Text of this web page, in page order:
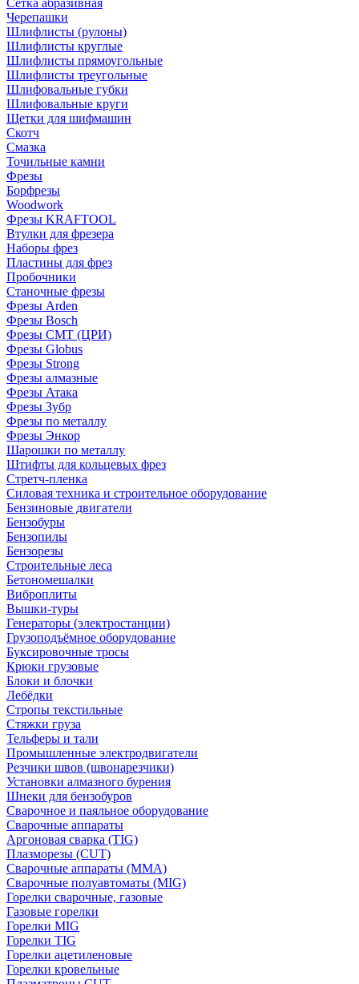
Сетка абразивная
Черепашки
Шлифлисты (рулоны)
Шлифлисты круглые
Шлифлисты прямоугольные
Шлифлисты треугольные
Шлифовальные губки
Шлифовальные круги
Щетки для шифмашин
Скотч
Смазка
Точильные камни
Фрезы
Борфрезы
Woodwork
Фрезы KRAFTOOL
Втулки для фрезера
Наборы фрез
Пластины для фрез
Пробочники
Станочные фрезы
Фрезы Arden
Фрезы Bosch
Фрезы CMT (ЦРИ)
Фрезы Globus
Фрезы Strong
Фрезы алмазные
Фрезы Атака
Фрезы Зубр
Фрезы по металлу
Фрезы Энкор
Шарошки по металлу
Штифты для кольцевых фрез
Стретч-пленка
Силовая техника и строительное оборудование
Бензиновые двигатели
Бензобуры
Бензопилы
Бензорезы
Строительные леса
Бетономешалки
Виброплиты
Вышки-туры
Генераторы (электростанции)
Грузоподъёмное оборудование
Буксировочные тросы
Крюки грузовые
Блоки и блочки
Лебёдки
Стропы текстильные
Стяжки груза
Тельферы и тали
Промышленные электродвигатели
Резчики швов (швонарезчики)
Установки алмазного бурения
Шнеки для бензобуров
Сварочное и паяльное оборудование
Сварочные аппараты
Аргоновая сварка (TIG)
Плазморезы (CUT)
Сварочные аппараты (MMA)
Сварочные полуавтоматы (MIG)
Горелки сварочные, газовые
Газовые горелки
Горелки MIG
Горелки TIG
Горелки ацетиленовые
Горелки кровельные